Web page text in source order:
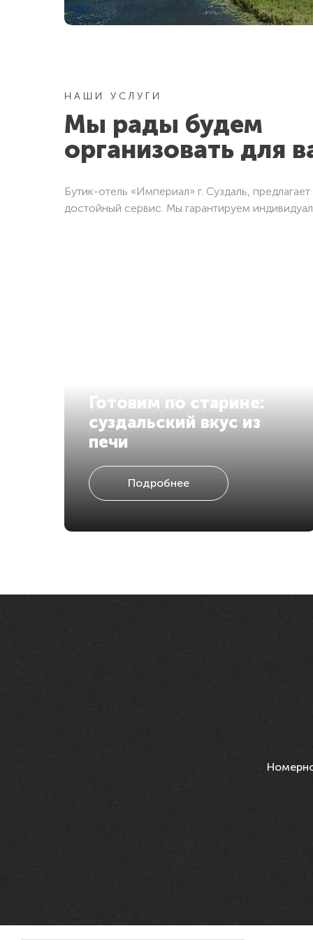
Отправить
Отправить
НАШИ УСЛУГИ
Мы рады будем
организовать для
Бутик-отель «Империал» г. Суздаль,
достойный сервис. Мы гарантируем
Готовим по старине:
суздальский вкус из
печи
Подробнее